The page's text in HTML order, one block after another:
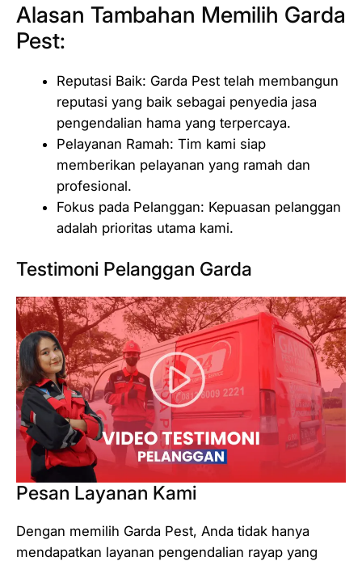
Alasan Tambahan Memilih Garda
Pest:
Reputasi Baik: Garda Pest telah membangun
reputasi yang baik sebagai penyedia jasa
pengendalian hama yang terpercaya.
Pelayanan Ramah: Tim kami siap
memberikan pelayanan yang ramah dan
profesional.
Fokus pada Pelanggan: Kepuasan pelanggan
adalah prioritas utama kami.
Testimoni Pelanggan Garda
Pesan Layanan Kami
Dengan memilih Garda Pest, Anda tidak hanya
mendapatkan layanan pengendalian rayap yang